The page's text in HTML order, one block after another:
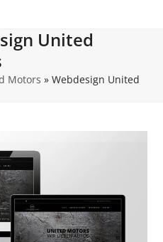
United
Motors »Webdesign United